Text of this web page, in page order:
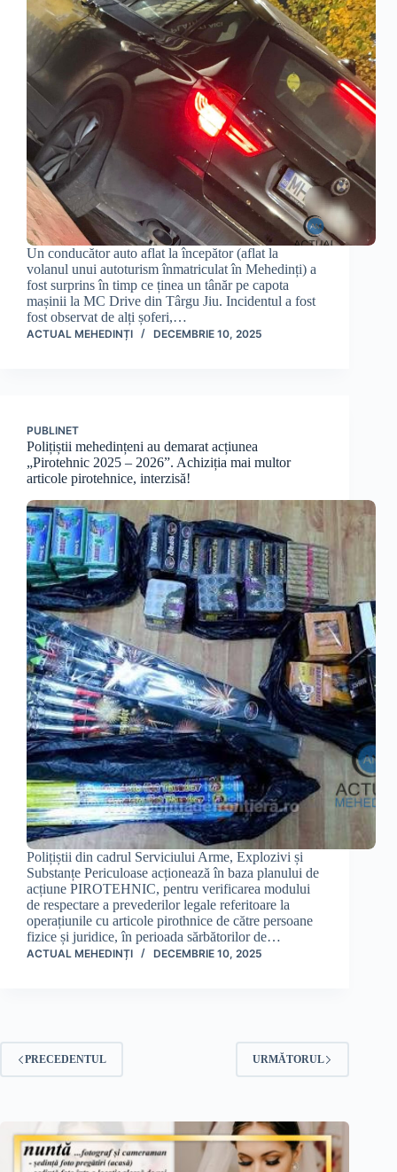
Un conducător auto aflat la începător (aflat la
volanul unui autoturism înmatriculat în Mehedinți) a
fost surprins în timp ce ținea un tânăr pe capota
mașinii la MC Drive din Târgu Jiu. Incidentul a fost
fost observat de alți șoferi,…
ACTUAL MEHEDINȚI DECEMBRIE 10, 2025
PUBLINET
Polițiștii mehedințeni au demarat acțiunea
„Pirotehnic 2025 – 2026”. Achiziția mai multor
articole pirotehnice, interzisă!
Polițiștii din cadrul Serviciului Arme, Explozivi și
Substanțe Periculoase acționează în baza planului de
acțiune PIROTEHNIC, pentru verificarea modului
de respectare a prevederilor legale referitoare la
operațiunile cu articole pirothnice de către persoane
fizice și juridice, în perioada sărbătorilor de…
ACTUAL MEHEDINȚI DECEMBRIE 10, 2025
PRECEDENTUL URMĂTORUL